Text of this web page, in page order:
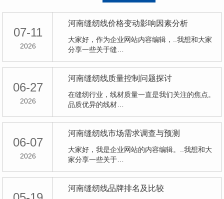
07-11
2026
河南缝纫线价格变动影响因素分析
大家好，作为企业网站内容编辑，..我想和大家
分享一些关于缝…
06-27
2026
河南缝纫线质量控制问题探讨
在缝纫行业，线材质量一直是我们关注的焦点。
品质优异的线材…
06-07
2026
河南缝纫线市场需求调查与预测
大家好，我是企业网站的内容编辑。..我想和大
家分享一些关于…
河南缝纫线品牌排名及比较